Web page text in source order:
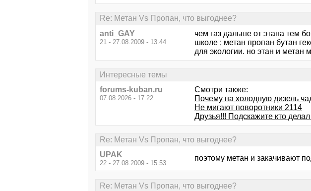
Re: Метан Vs Пропан, что выгоднее?
anti_GAY
21 - 27.08.2009 - 13:44
чем газ дальше от этана тем
школе ; метан пропан бутан
для экологии. но этан и метан
Интересные темы
forums-kuban.ru
07.08.2026 - 17:22
Смотри также:
Почему на холодную дизель
Не мигают поворотники 2114
Друзья!!! Подскажите кто
Re: Метан Vs Пропан, что выгоднее?
UPAK
22 - 27.08.2009 - 15:53
поэтому метан и закачивают
Re: Метан Vs Пропан, что выгоднее?